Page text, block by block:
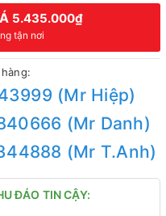
5.435.000₫
tận nơi
(Mr Hiệp)
(Mr Danh)
(Mr T.Anh)
ĐÁO TIN CẬY: